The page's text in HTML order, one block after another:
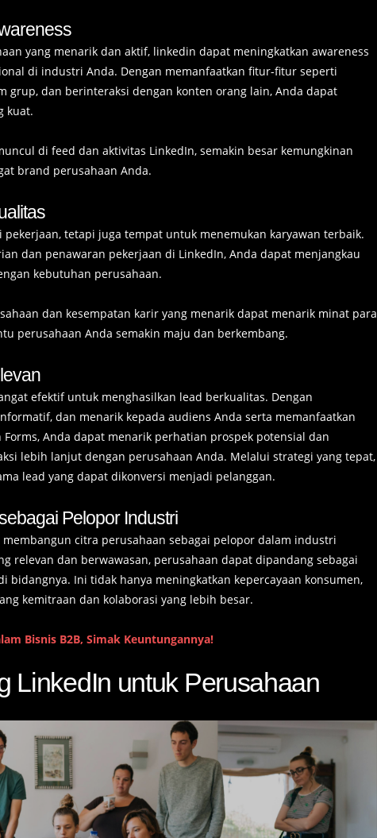
yang menarik dan aktif, linkedin dapat meningkatkan awareness
di industri Anda. Dengan memanfaatkan fitur-fitur seperti
grup, dan berinteraksi dengan konten orang lain, Anda dapat
kuat.
di feed dan aktivitas LinkedIn, semakin besar kemungkinan
brand perusahaan Anda.
tetapi juga tempat untuk menemukan karyawan terbaik.
dan penawaran pekerjaan di LinkedIn, Anda dapat menjangkau
kebutuhan perusahaan.
dan kesempatan karir yang menarik dapat menarik minat para
perusahaan Anda semakin maju dan berkembang.
efektif untuk menghasilkan lead berkualitas. Dengan
dan menarik kepada audiens Anda serta memanfaatkan
Anda dapat menarik perhatian prospek potensial dan
lebih lanjut dengan perusahaan Anda. Melalui strategi yang tepat,
lead yang dapat dikonversi menjadi pelanggan.
Pelopor Industri
citra perusahaan sebagai pelopor dalam industri
relevan dan berwawasan, perusahaan dapat dipandang sebagai
bidangnya. Ini tidak hanya meningkatkan kepercayaan konsumen,
kemitraan dan kolaborasi yang lebih besar.
Bisnis B2B, Simak Keuntungannya!
LinkedIn untuk Perusahaan